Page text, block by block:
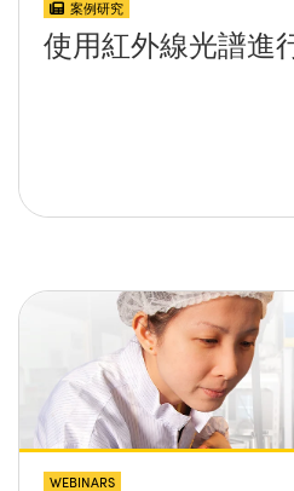
案例研究
使用紅外線光譜進
WEBINARS